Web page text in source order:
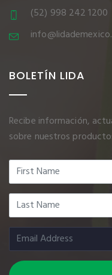
(52) 998 242 1200
BOLETÍN LIDA
Recibe información,
sobre nuestros